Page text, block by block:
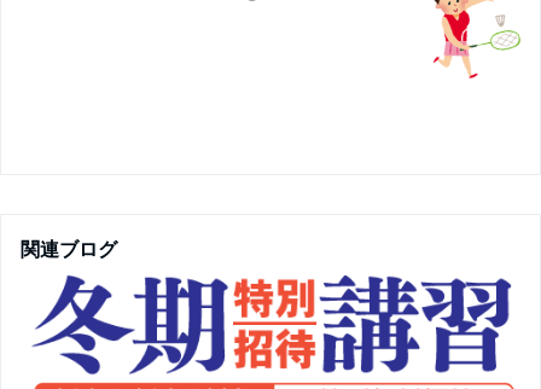
関連ブログ